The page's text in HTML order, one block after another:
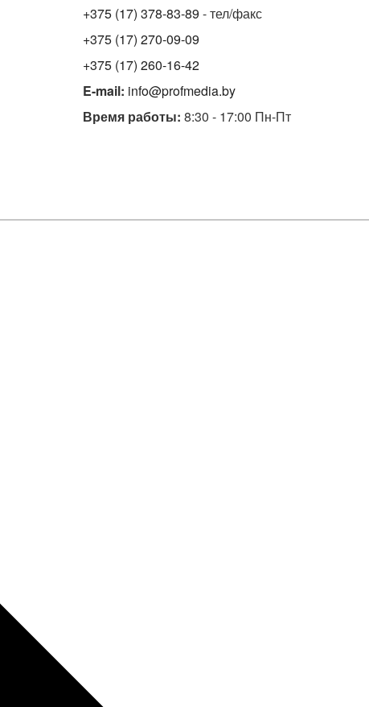
+375 (17) 378-83-89 - тел/факс
+375 (17) 270-09-09
+375 (17) 260-16-42
E-mail: info@profmedia.by
Время работы: 8:30 - 17:00 Пн-Пт